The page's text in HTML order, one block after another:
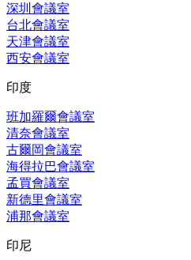
深圳會議室
台北會議室
天津會議室
西安會議室
印度
班加羅爾會議室
清奈會議室
古爾岡會議室
海得拉巴會議室
孟買會議室
新德里會議室
浦那會議室
印尼